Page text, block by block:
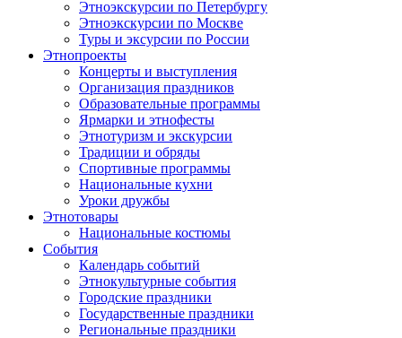
Этноэкскурсии по Петербургу
Этноэкскурсии по Москве
Туры и эксурсии по России
Этнопроекты
Концерты и выступления
Организация праздников
Образовательные программы
Ярмарки и этнофесты
Этнотуризм и экскурсии
Традиции и обряды
Спортивные программы
Национальные кухни
Уроки дружбы
Этнотовары
Национальные костюмы
События
Календарь событий
Этнокультурные события
Городские праздники
Государственные праздники
Региональные праздники